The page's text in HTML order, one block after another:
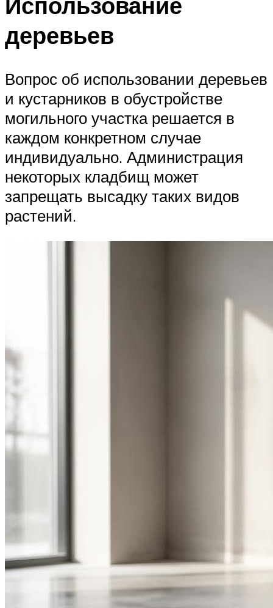
деревьев
Вопрос об использовании деревьев
и кустарников в обустройстве
могильного участка решается в
каждом конкретном случае
индивидуально. Администрация
некоторых кладбищ может
запрещать высадку таких видов
растений.